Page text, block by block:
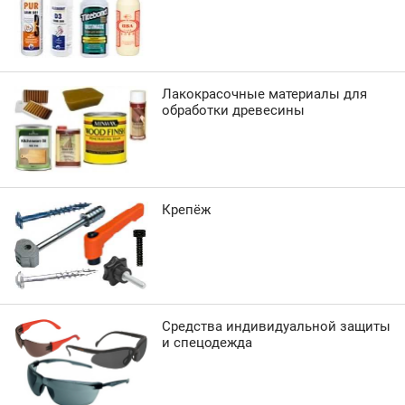
Лакокрасочные материалы для
обработки древесины
Крепёж
Средства индивидуальной защиты
и спецодежда